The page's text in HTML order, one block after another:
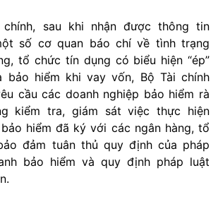
sau khi nhận được thông tin
số cơ quan báo chí về tình trạng
tổ chức tín dụng có biểu hiện “ép”
bảo hiểm khi vay vốn, Bộ Tài chính
cầu các doanh nghiệp bảo hiểm rà
kiểm tra, giám sát việc thực hiện
hiểm đã ký với các ngân hàng, tổ
đảm tuân thủ quy định của pháp
bảo hiểm và quy định pháp luật